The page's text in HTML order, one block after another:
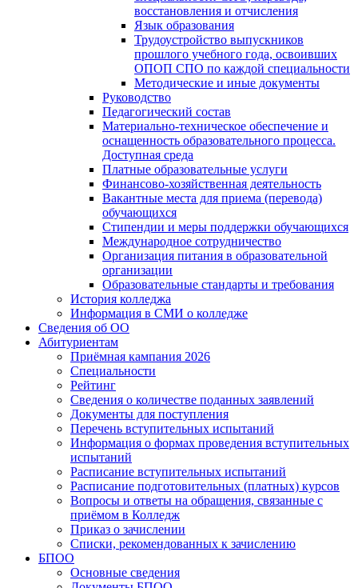
восстановления и отчисления
Язык образования
Трудоустройство выпускников
прошлого учебного года, освоивших
ОПОП СПО по каждой специальности
Методические и иные документы
Руководство
Педагогический состав
Материально-техническое обеспечение и
оснащенность образовательного процесса.
Доступная среда
Платные образовательные услуги
Финансово-хозяйственная деятельность
Вакантные места для приема (перевода)
обучающихся
Стипендии и меры поддержки обучающихся
Международное сотрудничество
Организация питания в образовательной
организации
Образовательные стандарты и требования
История колледжа
Информация в СМИ о колледже
Сведения об ОО
Абитуриентам
Приёмная кампания 2026
Специальности
Рейтинг
Сведения о количестве поданных заявлений
Документы для поступления
Перечень вступительных испытаний
Информация о формах проведения вступительных
испытаний
Расписание вступительных испытаний
Расписание подготовительных (платных) курсов
Вопросы и ответы на обращения, связанные с
приёмом в Колледж
Приказ о зачислении
Списки, рекомендованных к зачислению
БПОО
Основные сведения